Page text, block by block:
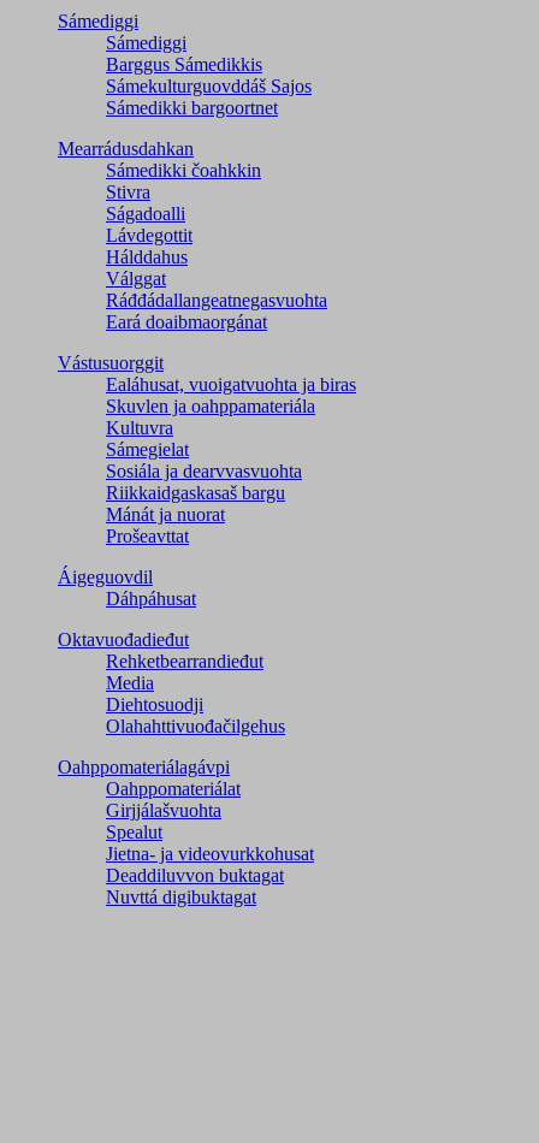
Sámediggi
Sámediggi
Barggus Sámedikkis
Sámekulturguovddáš Sajos
Sámedikki bargoortnet
Mearrádusdahkan
Sámedikki čoahkkin
Stivra
Ságadoalli
Lávdegottit
Hálddahus
Válggat
Ráđđádallangeatnegas­vuohta
Eará doaibmaorgánat
Vástusuorggit
Ealáhusat, vuoigatvuohta ja biras
Skuvlen ja oahppamateriála
Kultuvra
Sámegielat
Sosiála ja dearvvasvuohta
Riikkaidgaskasaš bargu
Mánát ja nuorat
Prošeavttat
Áigeguovdil
Dáhpáhusat
Oktavuođadieđut
Rehketbearrandieđut
Media
Diehtosuodji
Olahahttivuođačilgehus
Oahppomateriálagávpi
Oahppomateriálat
Girjjálašvuohta
Spealut
Jietna- ja videovurkkohusat
Deaddiluvvon buktagat
Nuvttá digibuktagat